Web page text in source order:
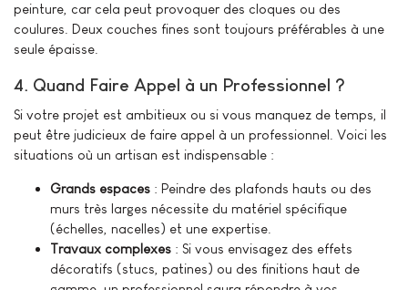
peinture, car cela peut provoquer des cloques ou des
coulures. Deux couches fines sont toujours préférables à une
seule épaisse.
4. Quand Faire Appel à un Professionnel ?
Si votre projet est ambitieux ou si vous manquez de temps, il
peut être judicieux de faire appel à un professionnel. Voici les
situations où un artisan est indispensable :
Grands espaces : Peindre des plafonds hauts ou des
murs très larges nécessite du matériel spécifique
(échelles, nacelles) et une expertise.
Travaux complexes : Si vous envisagez des effets
décoratifs (stucs, patines) ou des finitions haut de